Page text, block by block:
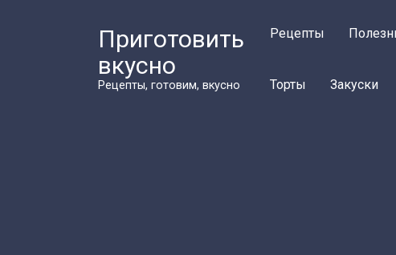
Приготовить
вкусно
Рецепты, готовим, вкусно
Рецепты
Торты Закуски